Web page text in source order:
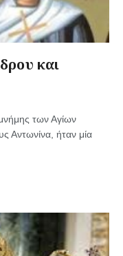
και
των Αγίων
Αντωνίνα, ήταν μία